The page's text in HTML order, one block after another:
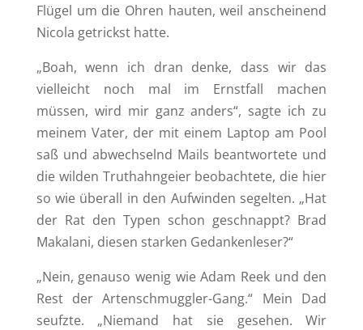
Flügel um die Ohren hauten, weil anscheinend
Nicola getrickst hatte.
„Boah, wenn ich dran denke, dass wir das
vielleicht noch mal im Ernstfall machen
müssen, wird mir ganz anders“, sagte ich zu
meinem Vater, der mit einem Laptop am Pool
saß und abwechselnd Mails beantwortete und
die wilden Truthahngeier beobachtete, die hier
so wie überall in den Aufwinden segelten. „Hat
der Rat den Typen schon geschnappt? Brad
Makalani, diesen starken Gedankenleser?“
„Nein, genauso wenig wie Adam Reek und den
Rest der Artenschmuggler-Gang.“ Mein Dad
seufzte. „Niemand hat sie gesehen. Wir